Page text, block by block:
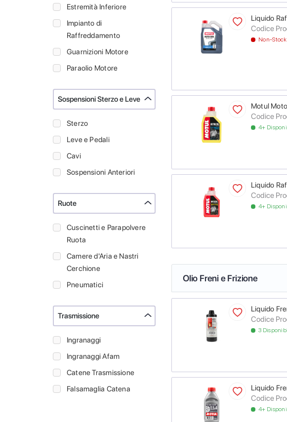
Estremità Inferiore
Impianto di
Raffreddamento
Guarnizioni Motore
Paraolio Motore
Sospensioni Sterzo e Leve
Sterzo
Leve e Pedali
Cavi
Sospensioni Anteriori
Ruote
Cuscinetti e Parapolvere
Ruota
Camere d'Aria e Nastri
Cerchione
Pneumatici
Trasmissione
Ingranaggi
Ingranaggi Afam
Catene Trasmissione
Falsamaglia Catena
Liquido
Codice
Non-
Motul
Codice
4+
Liquido
Codice
4+
Olio Freni e Frizione
Liquido
Codice
3
Liquido
Codice
4+